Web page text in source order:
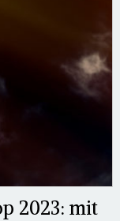
2023: mit